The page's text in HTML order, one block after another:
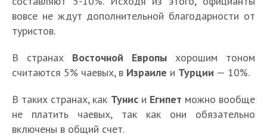
вовсе не ждут дополнительной благодарности от
туристов.
В странах Восточной Европы хорошим тоном
считаются 5% чаевых, в Израиле и Турции — 10%.
В таких странах, как Туниси Египет можно вообще
не платить чаевых, так как они обязательно
включены в общий счет.